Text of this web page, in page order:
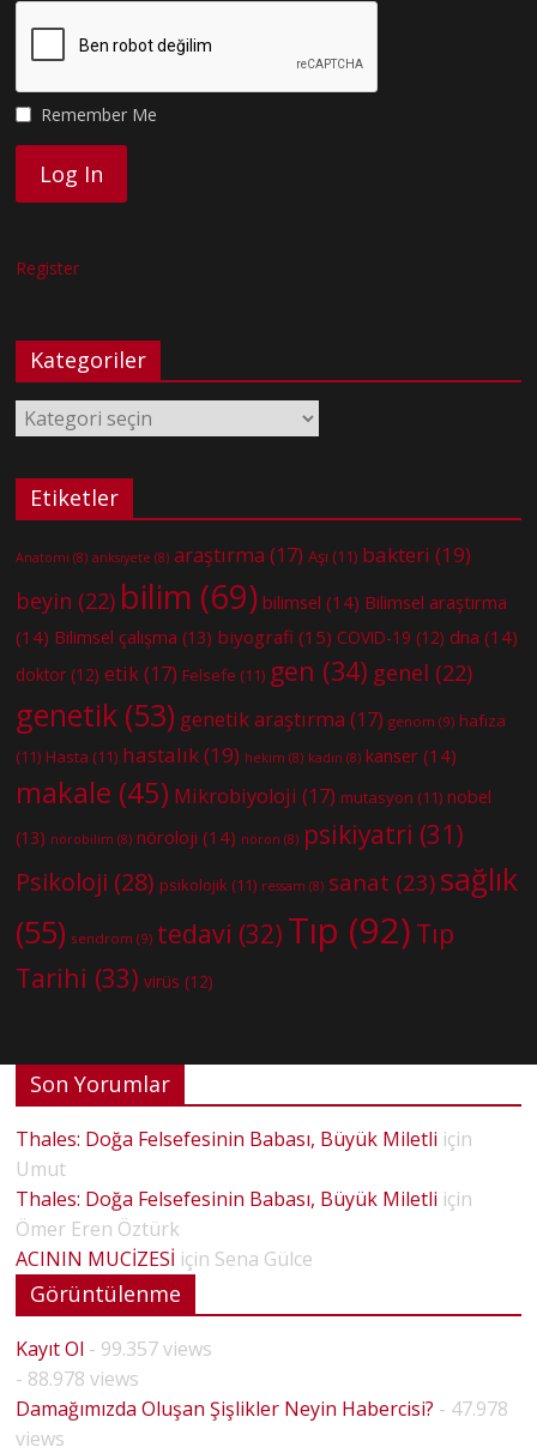
Remember Me
Register
Kategoriler
Kategoriler
Etiketler
Anatomi (8) anksiyete (8) araştırma (17) Aşı (11) bakteri (19)
beyin (22) bilim (69) bilimsel (14) Bilimsel araştırma
(14) Bilimsel çalışma (13) biyografi (15) COVID-19 (12) dna (14)
doktor (12) etik(17) Felsefe (11) gen (34) genel (22)
genetik (53) genetik araştırma (17) genom (9) hafıza
(11) Hasta (11) hastalık(19) hekim (8) kadın (8) kanser (14)
makale (45) Mikrobiyoloji (17) mutasyon (11) nobel
(13) nörobilim (8) nöroloji (14) nöron (8) psikiyatri (31)
Psikoloji (28) psikolojik (11) ressam (8) sanat (23) sağlık
(55) sendrom (9) tedavi (32) Tıp (92) Tıp
Tarihi (33) virüs (12)
Son Yorumlar
Thales: Doğa Felsefesinin Babası, Büyük Miletli için
Umut
Thales: Doğa Felsefesinin Babası, Büyük Miletli için
Ömer Eren Öztürk
ACININ MUCİZESİ için Sena Gülce
Görüntülenme
Kayıt Ol - 99.357 views
- 88.978 views
Damağımızda Oluşan Şişlikler Neyin Habercisi? - 47.978
views